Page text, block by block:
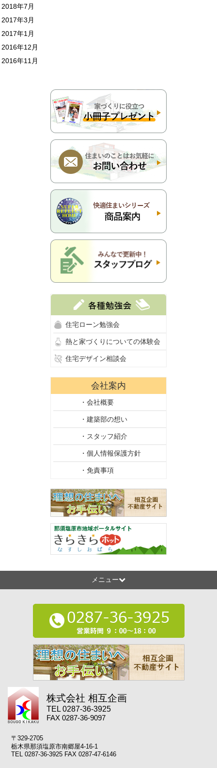
2018年7月
2017年3月
2017年1月
2016年12月
2016年11月
住宅ローン勉強会
熱と家づくりについての体験会
住宅デザイン相談会
会社案内
・会社概要
・建築部の想い
・スタッフ紹介
・個人情報保護方針
・免責事項
メニュー
株式会社 相互企画
TEL 0287-36-3925
FAX 0287-36-9097
〒329-2705
栃木県那須塩原市南郷屋4-16-1
TEL 0287-36-3925 FAX 0287-47-6146